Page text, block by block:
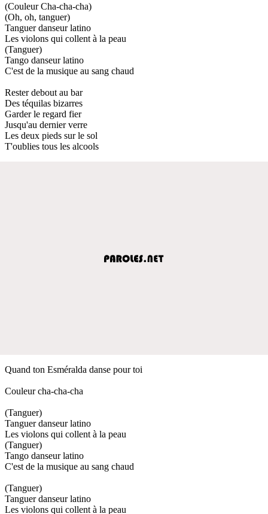
(Couleur Cha-cha-cha)
(Oh, oh, tanguer)
Tanguer danseur latino
Les violons qui collent à la peau
(Tanguer)
Tango danseur latino
C'est de la musique au sang chaud
Rester debout au bar
Des téquilas bizarres
Garder le regard fier
Jusqu'au dernier verre
Les deux pieds sur le sol
T'oublies tous les alcools
Quand ton Esméralda danse pour toi
Couleur cha-cha-cha
(Tanguer)
Tanguer danseur latino
Les violons qui collent à la peau
(Tanguer)
Tango danseur latino
C'est de la musique au sang chaud
(Tanguer)
Tanguer danseur latino
Les violons qui collent à la peau